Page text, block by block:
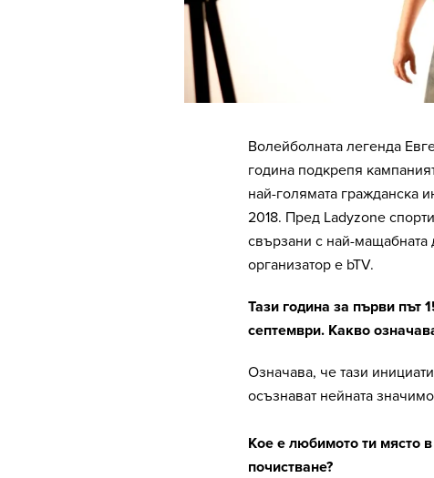
Волейболната легенда
година подкрепя
най-голямата гражданска
2018. Пред Ladyzone
свързани с най-мащабната
организатор е bTV.
Тази година за първи път
септември. Какво
Означава, че тази
осъзнават нейната
Кое е любимото ти място
почистване?